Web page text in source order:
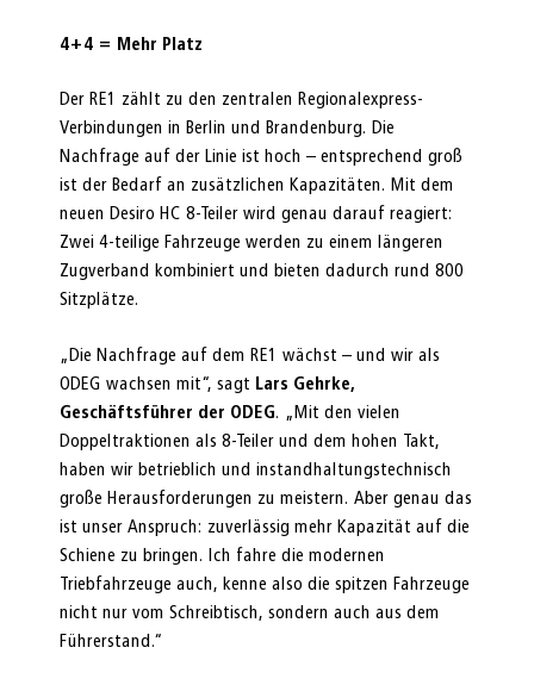
4+4 = Mehr Platz
Der RE1 zählt zu den zentralen Regionalexpress-
Verbindungen in Berlin und Brandenburg. Die
Nachfrage auf der Linie ist hoch – entsprechend groß
ist der Bedarf an zusätzlichen Kapazitäten. Mit dem
neuen Desiro HC 8-Teiler wird genau darauf reagiert:
Zwei 4-teilige Fahrzeuge werden zu einem längeren
Zugverband kombiniert und bieten dadurch rund 800
Sitzplätze.
„Die Nachfrage auf dem RE1 wächst – und wir als
ODEG wachsen mit“, sagt Lars Gehrke,
Geschäftsführer der ODEG. „Mit den vielen
Doppeltraktionen als 8-Teiler und dem hohen Takt,
haben wir betrieblich und instandhaltungstechnisch
große Herausforderungen zu meistern. Aber genau das
ist unser Anspruch: zuverlässig mehr Kapazität auf die
Schiene zu bringen. Ich fahre die modernen
Triebfahrzeuge auch, kenne also die spitzen Fahrzeuge
nicht nur vom Schreibtisch, sondern auch aus dem
Führerstand.“